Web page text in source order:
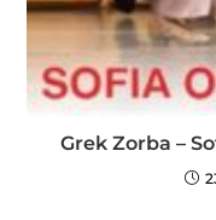
Grek Zorba –